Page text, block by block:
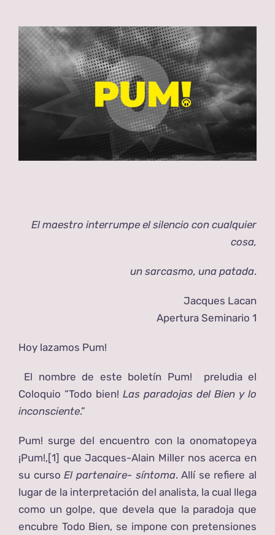
View
Larger
Image
El maestro interrumpe el silencio con cualquier
cosa,
un sarcasmo, una patada.
Jacques Lacan
Apertura Seminario 1
Hoy lazamos Pum!
El nombre de este boletín Pum! preludia el
Coloquio “Todo bien! Las paradojas del Bien y lo
inconsciente.”
Pum! surge del encuentro con la onomatopeya
¡Pum!,[1] que Jacques-Alain Miller nos acerca en
su cursoEl partenaire- síntoma. Allí se refiere al
lugar de la interpretación del analista, la cual llega
como un golpe, que devela que la paradoja que
encubre Todo Bien, se impone con pretensiones